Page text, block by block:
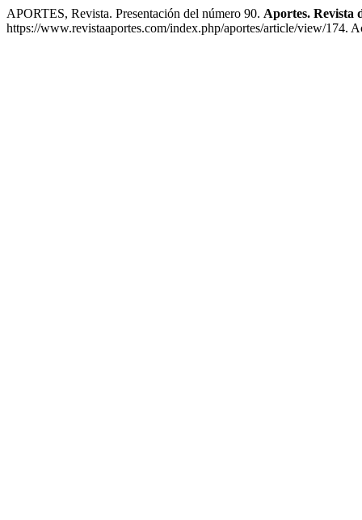
APORTES, Revista. Presentación del número 90. Aportes. Revista
https://www.revistaaportes.com/index.php/aportes/article/view/174.